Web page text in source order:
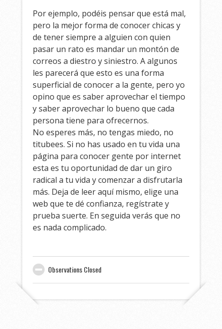
Por ejemplo, podéis pensar que está mal,
pero la mejor forma de conocer chicas y
de tener siempre a alguien con quien
pasar un rato es mandar un montón de
correos a diestro y siniestro. A algunos
les parecerá que esto es una forma
superficial de conocer a la gente, pero yo
opino que es saber aprovechar el tiempo
y saber aprovechar lo bueno que cada
persona tiene para ofrecernos.
No esperes más, no tengas miedo, no
titubees. Si no has usado en tu vida una
página para conocer gente por internet
esta es tu oportunidad de dar un giro
radical a tu vida y comenzar a disfrutarla
más. Deja de leer aquí mismo, elige una
web que te dé confianza, regístrate y
prueba suerte. En seguida verás que no
es nada complicado.
Observations Closed